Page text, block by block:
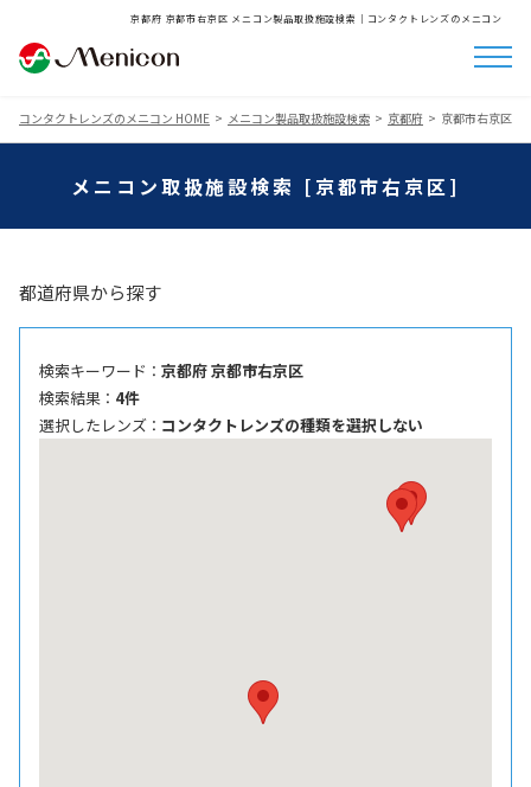
京都府 京都市右京区 メニコン製品取扱施設検索│コンタクトレンズのメニコン
コンタクトレンズのメニコン HOME メニコン製品取扱施設検索 京都府 京都市右京区
メニコン取扱施設検索 [京都市右京区]
都道府県から探す
検索キーワード ： 京都府 京都市右京区
検索結果 ： 4件
選択したレンズ ： コンタクトレンズの種類を選択しない